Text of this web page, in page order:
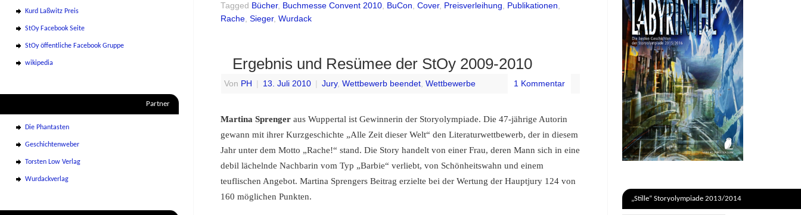
Tagged Bücher, Buchmesse Convent 2010 BuCon Cover, Preisverleihung Publikationen
Rache Sieger, Wurdack
Ergebnis und Resümee der StOy 2009-2010
Von PH 13. Juli 2010 Jury, Wettbewerb beendet Wettbewerbe 1 Kommentar
Martina Sprenger aus Wuppertal ist Gewinnerin der Storyolympiade. Die 47-jährige Autorin
gewann mit ihrer Kurzgeschichte „Alle Zeit dieser Welt“ den Literaturwettbewerb, der in diesem
Jahr unter dem Motto „Rache!“ stand. Die Story handelt von einer Frau, deren Mann sich in eine
debil lächelnde Nachbarin vom Typ „Barbie“ verliebt, von Schönheitswahn und einem
teuflischen Angebot. Martina Sprengers Beitrag erzielte bei der Wertung der Hauptjury 124 von
160 möglichen Punkten.
Kurd Laßwitz Preis
StOy Facebook Seite
StOy öffentliche Facebook Gruppe
wikipedia
Partner
Die Phantasten
Geschichtenweber
Torsten Low Verlag
Wurdackverlag
„Stille“ Storyolympiade 2013/2014